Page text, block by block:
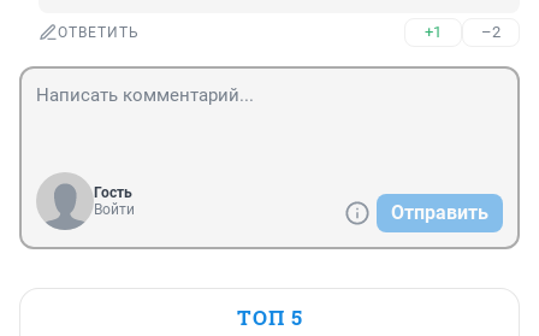
ОТВЕТИТЬ +1 –2
Гость
Войти
Отправить
ТОП 5